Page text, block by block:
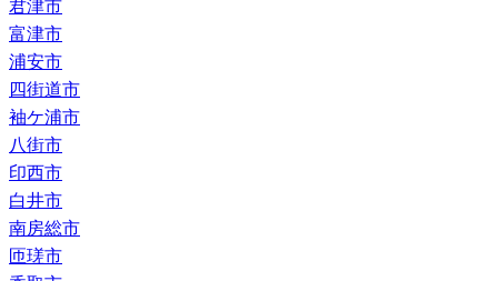
君津市
富津市
浦安市
四街道市
袖ケ浦市
八街市
印西市
白井市
南房総市
匝瑳市